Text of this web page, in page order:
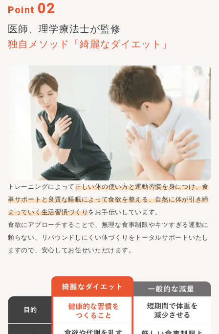
Point 02
医師、理学療法士が監修
独自メソッド
「綺麗なダイエット」
トレーニングによって正しい体の使い方と運動習慣を身につけ、食
事サポートと良質な睡眠によって食欲を整える、自然に体が引き締
まっていく生活習慣づくりをお手伝いしています。
食欲にアプローチすることで、無理な食事制限やキツすぎる運動に
頼らない、
リバウンドしにくい体づくりをトータルサポートいたし
ますので、安心してお任せいただけます。